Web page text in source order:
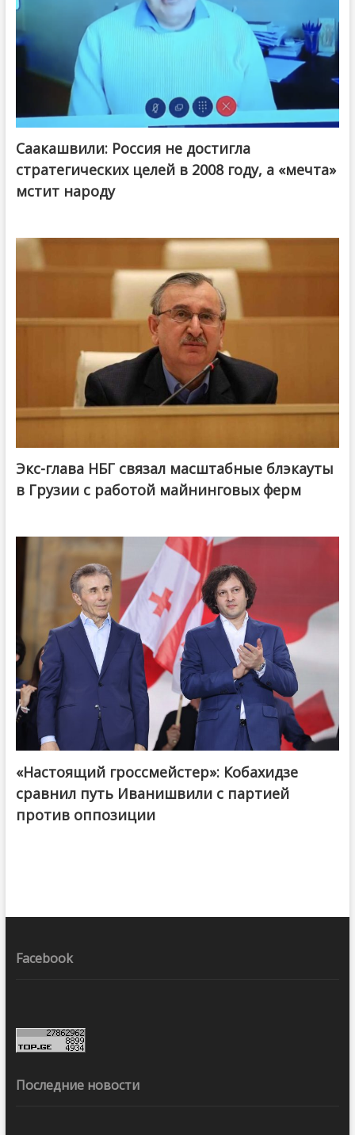
Саакашвили: Россия не достигла
стратегических целей в 2008 году, а «мечта»
мстит народу
Экс-глава НБГ связал масштабные блэкауты
в Грузии с работой майнинговых ферм
@ქართული ოცნება / Georgian Dream
«Настоящий гроссмейстер»: Кобахидзе
сравнил путь Иванишвили с партией
против оппозиции
Facebook
Последние новости